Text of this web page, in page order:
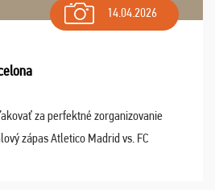
14.04.2026
za perfektné zorganizovanie
zápas Atletico Madrid vs. FC